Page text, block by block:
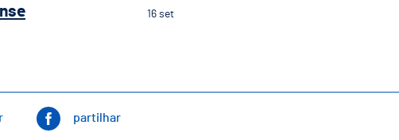
16 set
partilhar